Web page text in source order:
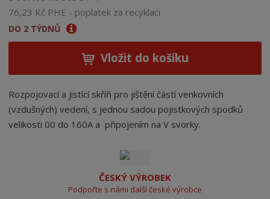
76,23 Kč PHE - poplatek za recyklaci
DO 2 TÝDNŮ
Vložit do košíku
Rozpojovací a jistící skříň pro jištění částí venkovních
(vzdušných) vedení, s jednou sadou pojistkových spodků
velikosti 00 do 160A a připojením na V svorky.
ČESKÝ VÝROBEK
Podpořte s námi další české výrobce